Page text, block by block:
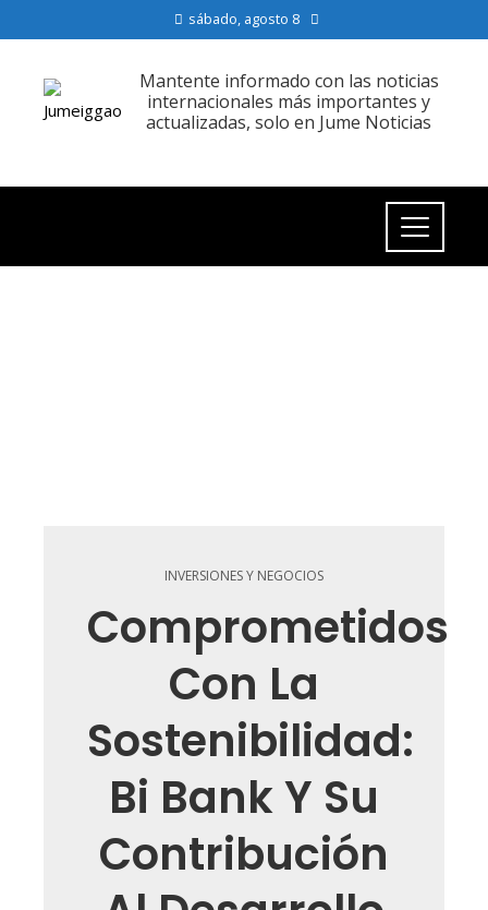
sábado, agosto 8
Mantente informado con las noticias
internacionales más importantes y
actualizadas, solo en Jume Noticias
INVERSIONES Y NEGOCIOS
Comprometidos
Con La
Sostenibilidad:
Bi Bank Y Su
Contribución